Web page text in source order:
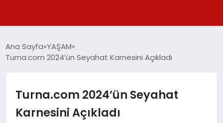
YAŞAM
TEKNOLOJİ
Ana Sayfa YAŞAM
Turna.com 2024’ün Seyahat Karnesini Açıkladı
Turna.com 2024’ün Seyahat
Karnesini Açıkladı